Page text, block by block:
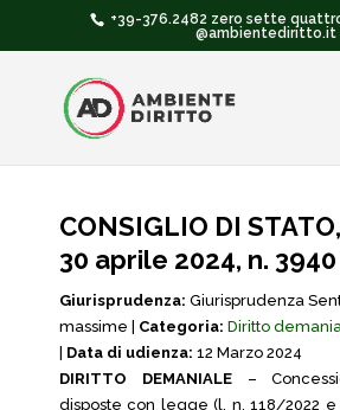
+39-376.2482 zero sette
@ambientediritto.it
CONSIGLIO DI
30 aprile 2024, n. 3940
Giurisprudenza: Giurisprudenza
massime | Categoria: Diritto
Data di udienza: 12 Marzo 2024
DIRITTO DEMANIALE–
disposte con legge (l. n. 118/2022